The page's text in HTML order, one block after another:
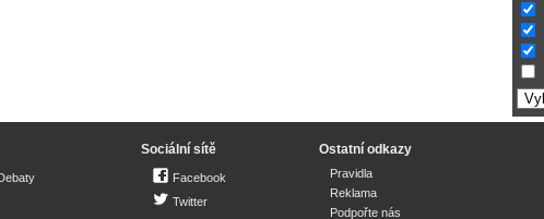
Sociální sítě
Facebook
Twitter
Ostatní odkazy
Pravidla
Reklama
Podpořte nás